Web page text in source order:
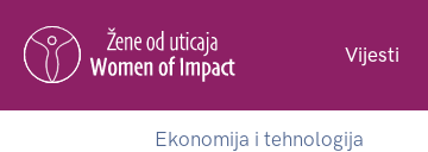
Vijesti
Ekonomija i tehnologija